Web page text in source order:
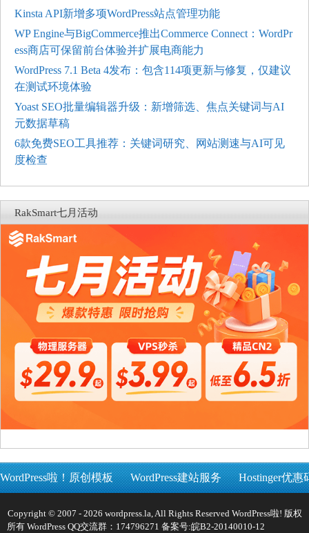
Kinsta API新增多项WordPress站点管理功能
WP Engine与BigCommerce推出Commerce Connect：WordPr
ess商店可保留前台体验并扩展电商能力
WordPress 7.1 Beta 4发布：包含114项更新与修复，仅建议
在测试环境体验
Yoast SEO批量编辑器升级：新增筛选、焦点关键词与AI
元数据草稿
6款免费SEO工具推荐：关键词研究、网站测速与AI可见
度检查
RakSmart七月活动
WordPress啦！原创模板 WordPress建站服务 Hostinger优惠
Copyright © 2007 - 2026 wordpress.la, All Rights Reserved WordPress啦! 版权
所有 WordPress QQ交流群：174796271 备案号:皖B2-20140010-12